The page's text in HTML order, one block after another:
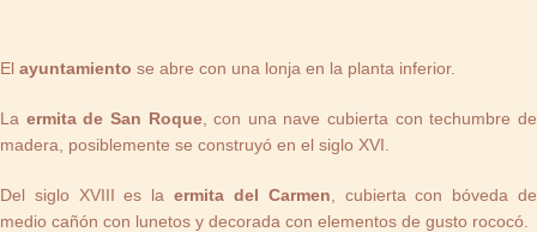
El ayuntamiento se abre con una lonja en la planta inferior.
La ermita de San Roque, con una nave cubierta con techumbre de
madera, posiblemente se construyó en el siglo XVI.
Del siglo XVIII es laermita del Carmen , cubierta con bóveda de
medio cañón con lunetos y decorada con elementos de gusto rococó.